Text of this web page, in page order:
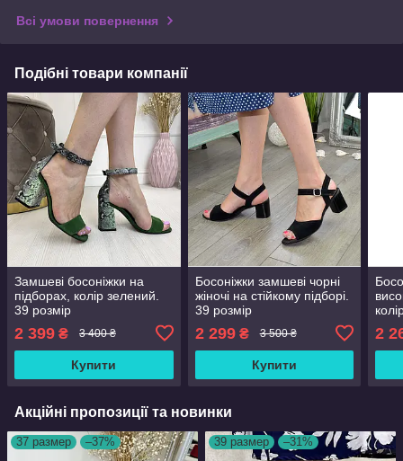
Всі умови повернення
Подібні товари компанії
Замшеві босоніжки на
підборах, колір зелений.
39 розмір
2 399 ₴ 3 400 ₴
Купити
Босоніжки замшеві чорні
жіночі на стійкому підборі.
39 розмір
2 299₴ 3 500 ₴
Купити
2
Акційні пропозиції та новинки
37 размер –37% 39 размер –31%